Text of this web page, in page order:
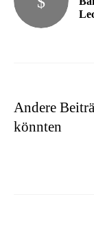
Andere
könnten